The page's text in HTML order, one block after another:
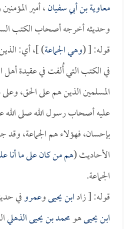
معاوية بن أبي سفيان، أمير
وحديثه أخرجه أصحاب الكتب
قوله: [ (وهي الجماعة) ]، أي: الذين
في الكتب التي أُلفت في عقيدة أهل
المسلمين الذين هم على الحق،
عليه أصحاب رسول الله صلى الله
بإحسان، فهؤلاء هم الجماعة،
الأحاديث (هم من كان على ما أنا
الجماعة.
قوله: [ زادابن يحيىوعمروفي
ابن يحيىهومحمد بن يحيى الذهلي